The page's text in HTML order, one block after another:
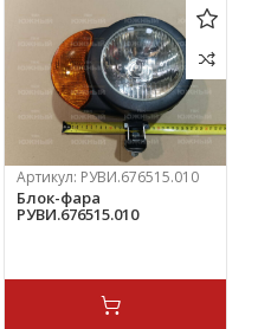
Артикул: РУВИ.676515.010
Блок-фара
РУВИ.676515.010